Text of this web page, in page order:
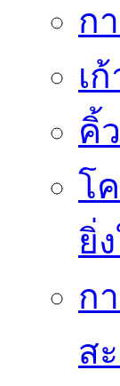
ก
เ
คิ้
โ
ยิ่
ก
ส